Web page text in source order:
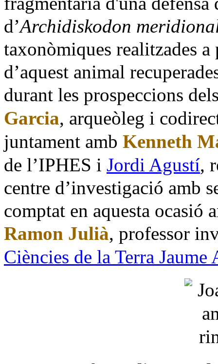
d’Archidiskodon
taxonòmiques realitzades
d’aquest animal
durant les prospeccions
Garcia, arqueòleg i
juntament amb Kenneth
de l’IPHES i Jordi Agustí,
centre d’investigació amb
comptat en aquesta ocasió
Ramon Julià, professor
Ciències de la Terra Jaume